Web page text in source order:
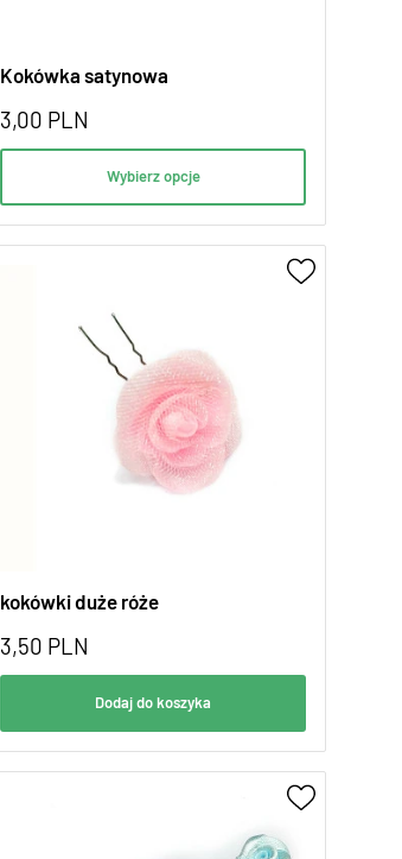
Kokówka satynowa
3,00 PLN
Wybierz opcje
kokówki duże róże
3,50 PLN
Dodaj do koszyka